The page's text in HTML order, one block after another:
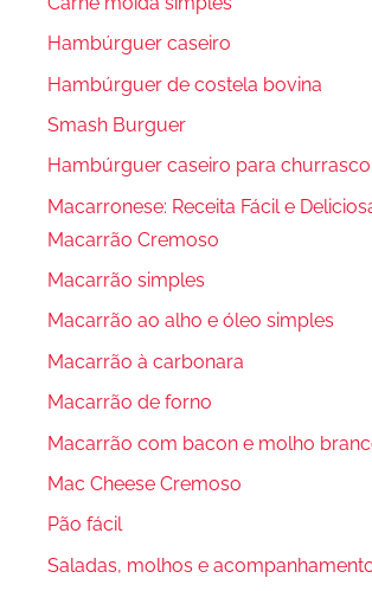
Hambúrguer caseiro
Hambúrguer de costela bovina
Smash Burguer
Hambúrguer caseiro para churrasco
Macarronese: Receita Fácil e
Macarrão Cremoso
Macarrão simples
Macarrão ao alho e óleo simples
Macarrão à carbonara
Macarrão de forno
Macarrão com bacon e molho
Mac Cheese Cremoso
Pão fácil
Saladas, molhos e